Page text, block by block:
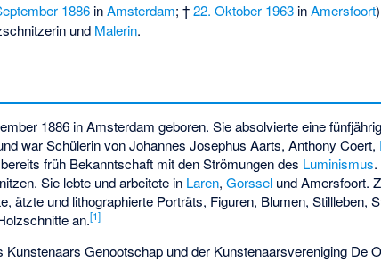
1886 inAmsterdam; †22. Oktober 1963 inAmersfoort
und Malerin.
1886 in Amsterdam geboren. Sie absolvierte eine
war Schülerin vonJohannes Josephus Aarts,Anthony Coert,
früh Bekanntschaft mit den Strömungen des Luminismus
Sie lebte und arbeitete in Laren,Gorssel und Amersfoort.
ätzte und lithographierte Porträts, Figuren, Blumen, Stillleben,
an.[1]
Genootschap und der Kunstenaarsvereniging De